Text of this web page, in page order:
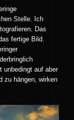
Stelle. Ich
Das
fertige Bild.
unbedingt auf aber
zu hängen, wirken